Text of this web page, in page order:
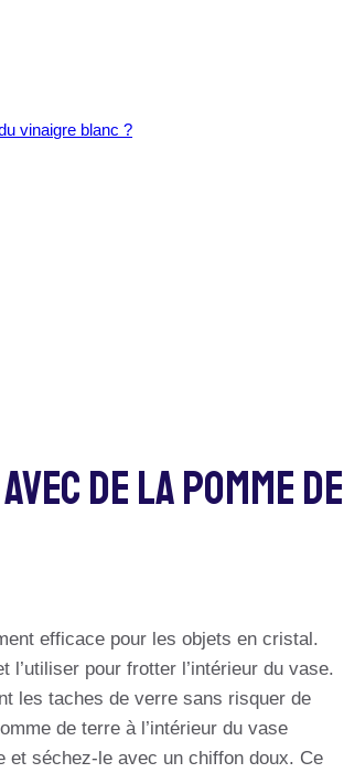
vinaigre blanc ?
De La Pomme De
efficace pour les objets en cristal.
pour frotter l’intérieur du vase.
les taches de verre sans risquer de
de terre à l’intérieur du vase
et séchez-le avec un chiffon doux. Ce